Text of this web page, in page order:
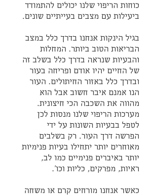
כוחות הריפוי שלנו יכולים להתמודד
ביעילות עם מצבים בעייתיים שונים.
בגיל הינקות אנחנו בדרך כלל במצב
הבריאות הטוב ביותר. המחלות
והבעיות שנראה בדרך כלל בשלב זה
של החיים יהיו אודם ופריחה בעור
ובדרך כלל באזור החיתולים. העור
הנו אמנם איבר חשוב אבל הוא
מהווה את השכבה הכי חיצונית.
מערכות הריפוי שלנו מנסות לכן
לטפל בבעיות השונות על ידי
הפרשה דרך העור. רק בשלבים
מאוחרים יותר יתחילו בעיות פנימיות
יותר באיברים פנימיים כמו לב,
ראיות, מפרקים, כליות וכו'.
כאשר אנחנו מורחים קרם או משחה